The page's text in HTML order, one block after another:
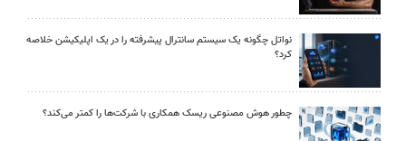
نواتل چگونه یک سیستم سانترال پیشرفته را در یک اپلیکیشن خلاصه
کرد؟
چطور هوش مصنوعی ریسک همکاری با شرکت‌ها را کمتر می‌کند؟